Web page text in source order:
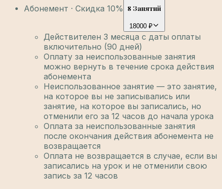
Абонемент · Скидка 10% 8 Занятий
18000 ₽
Действителен 3 месяца с даты оплаты
включительно (90 дней)
Оплату за неиспользованные занятия
можно вернуть в течение срока действия
абонемента
Неиспользованное занятие — это занятие,
на которое вы не записывались или
занятие, на которое вы записались, но
отменили его за 12 часов до начала урока
Оплата за неиспользованные занятия
после окончания действия абонемента не
возвращается
Оплата не возвращается в случае, если вы
записались на урок и не отменили свою
запись за 12 часов